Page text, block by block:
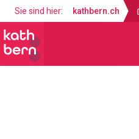
Sie sind hier: kathbern.ch